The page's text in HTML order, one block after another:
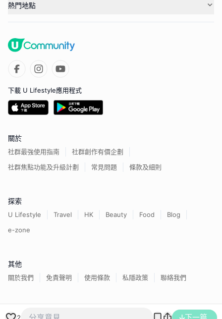
2
熱門地點
下載 U Lifestyle應用程式
關於
社群最強使用指南
社群創作有價企劃
社群焦點功能及升級計劃
常見問題 條款及細則
探索
U Lifestyle Travel HK Beauty Food
Blog
e-zone
其他
關於我們 免責聲明 使用條款 私隱政策 聯絡我們
香港經濟日報版權所有©